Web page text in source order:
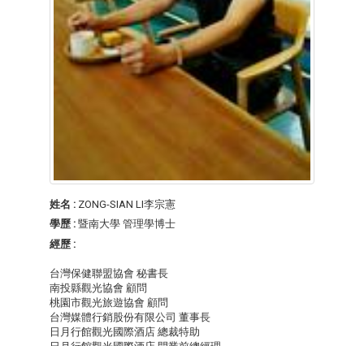
姓名 : ZONG-SIAN LI李宗憲
學歷 : 暨南大學 管理學博士
經歷 :
台灣保健聯盟協會 秘書長
南投縣觀光協會 顧問
桃園市觀光旅遊協會 顧問
台灣媒體行銷股份有限公司 董事長
日月行館觀光國際酒店 總裁特助